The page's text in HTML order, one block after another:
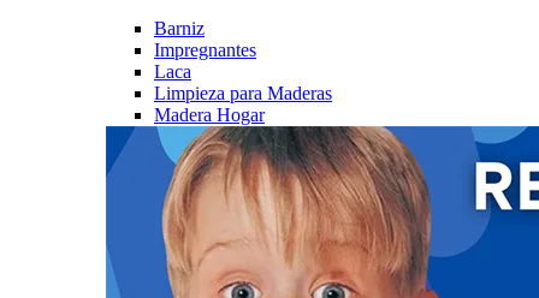
Barniz
Impregnantes
Laca
Limpieza para Maderas
Madera Hogar